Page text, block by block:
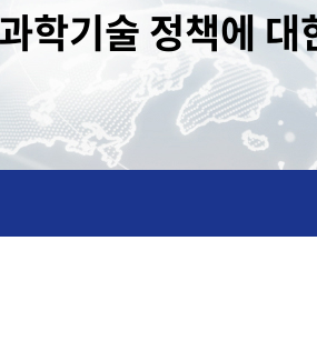
학기술 정책에 대